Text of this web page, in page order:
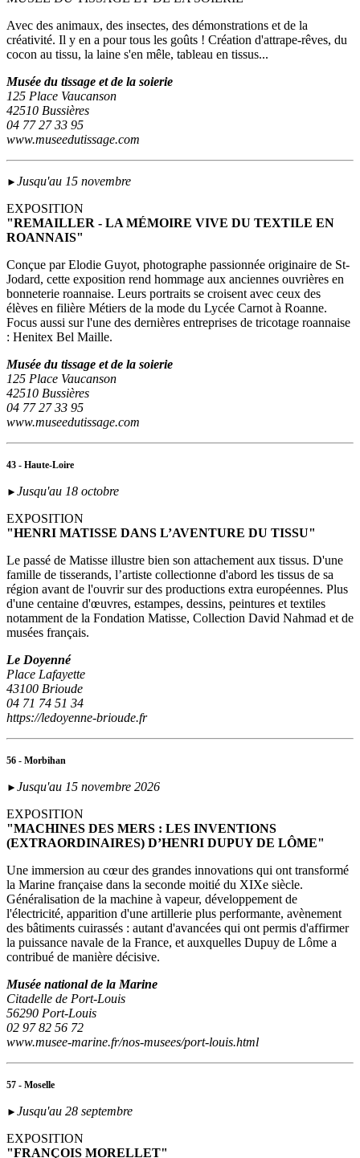
Avec des animaux, des insectes, des démonstrations et de la
créativité. Il y en a pour tous les goûts ! Création d'attrape-rêves, du
cocon au tissu, la laine s'en mêle, tableau en tissus...
Musée du tissage et de la soierie
125 Place Vaucanson
42510 Bussières
04 77 27 33 95
www.museedutissage.com
► Jusqu'au 15 novembre
EXPOSITION
"REMAILLER - LA MÉMOIRE VIVE DU TEXTILE EN
ROANNAIS"
Conçue par Elodie Guyot, photographe passionnée originaire de St-
Jodard, cette exposition rend hommage aux anciennes ouvrières en
bonneterie roannaise. Leurs portraits se croisent avec ceux des
élèves en filière Métiers de la mode du Lycée Carnot à Roanne.
Focus aussi sur l'une des dernières entreprises de tricotage roannaise
: Henitex Bel Maille.
Musée du tissage et de la soierie
125 Place Vaucanson
42510 Bussières
04 77 27 33 95
www.museedutissage.com
43 - Haute-Loire
► Jusqu'au 18 octobre
EXPOSITION
"HENRI MATISSE DANS L’AVENTURE DU TISSU"
Le passé de Matisse illustre bien son attachement aux tissus. D'une
famille de tisserands, l’artiste collectionne d'abord les tissus de sa
région avant de l'ouvrir sur des productions extra européennes. Plus
d'une centaine d'œuvres, estampes, dessins, peintures et textiles
notamment de la Fondation Matisse, Collection David Nahmad et de
musées français.
Le Doyenné
Place Lafayette
43100 Brioude
04 71 74 51 34
https://ledoyenne-brioude.fr
56 - Morbihan
► Jusqu'au 15 novembre 2026
EXPOSITION
"MACHINES DES MERS : LES INVENTIONS
(EXTRAORDINAIRES) D’HENRI DUPUY DE LÔME"
Une immersion au cœur des grandes innovations qui ont transformé
la Marine française dans la seconde moitié du XIXe siècle.
Généralisation de la machine à vapeur, développement de
l'électricité, apparition d'une artillerie plus performante, avènement
des bâtiments cuirassés : autant d'avancées qui ont permis d'affirmer
la puissance navale de la France, et auxquelles Dupuy de Lôme a
contribué de manière décisive.
Musée national de la Marine
Citadelle de Port-Louis
56290 Port-Louis
02 97 82 56 72
www.musee-marine.fr/nos-musees/port-louis.html
57 - Moselle
► Jusqu'au 28 septembre
EXPOSITION
"FRANÇOIS MORELLET"